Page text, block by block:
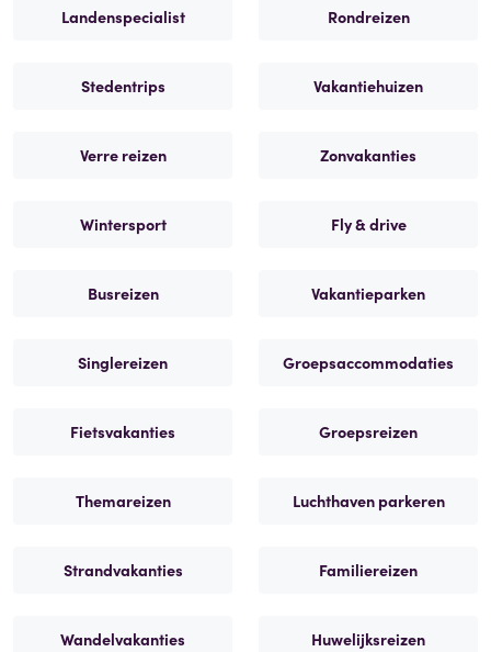
Landenspecialist Rondreizen
Stedentrips Vakantiehuizen
Verre reizen Zonvakanties
Wintersport Fly & drive
Busreizen Vakantieparken
Singlereizen Groepsaccommodaties
Fietsvakanties Groepsreizen
Themareizen Luchthaven parkeren
Strandvakanties Familiereizen
Wandelvakanties Huwelijksreizen